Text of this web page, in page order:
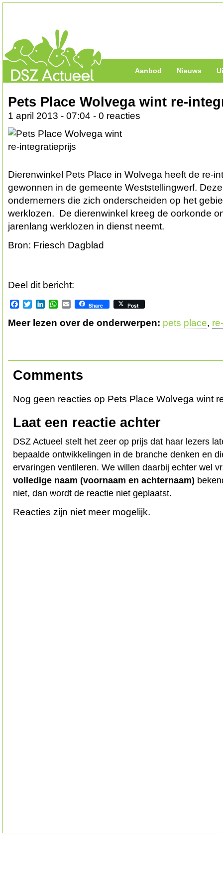
Aanbod Nieuws
Pets Place Wolvega wint re-
1 april 2013 - 07:04 - 0 reacties
Dierenwinkel Pets Place in Wolvega heeft de re-
gewonnen in de gemeente Weststellingwerf.
ondernemers die zich onderscheiden op het
werklozen. De dierenwinkel kreeg de oorkonde
jarenlang werklozen in dienst neemt.
Bron: Friesch Dagblad
Deel dit bericht:
Facebook
TwitterLinkedInWhatsApp
EmailShare Post
Meer lezen over de onderwerpen: pets place,
Comments
Nog geen reacties op Pets Place Wolvega wint
Laat een reactie achter
DSZ Actueel stelt het zeer op prijs dat haar lezers
bepaalde ontwikkelingen in de branche denken en
ervaringen ventileren. We willen daarbij echter wel
volledige naam (voornaam en achternaam)
niet, dan wordt de reactie niet geplaatst.
Reacties zijn niet meer mogelijk.